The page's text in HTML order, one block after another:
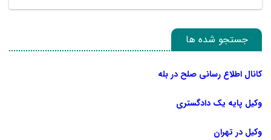
جستجو شده ها
کانال اطلاع رسانی صلح در بله
وکیل پایه یک دادگستری
وکیل در تهران